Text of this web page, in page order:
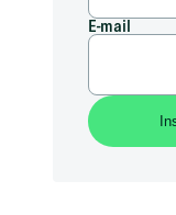
E-mail